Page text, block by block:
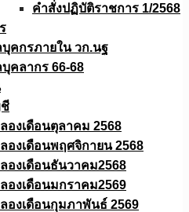
คำสั่งปฏิบัติราชการ 1/2568
คกรภายใน วก.นฐ
คลากร 66-68
องเดือนตุลาคม 2568
องเดือนพฤศจิกายน 2568
องเดือนธันวาคม2568
องเดือนมกราคม2569
องเดือนกุมภาพันธ์ 2569